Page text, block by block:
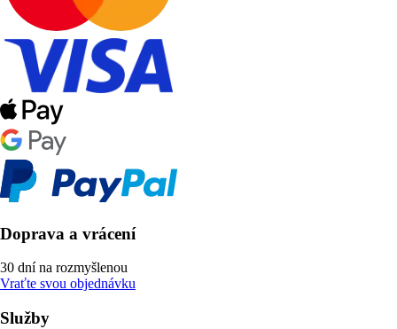
Doprava a vrácení
30 dní na rozmyšlenou
Vraťte svou objednávku
Služby